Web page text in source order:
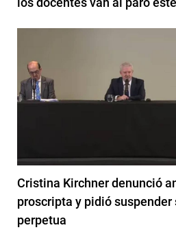
Cristina Kirchner denunció
proscripta y pidió
perpetua